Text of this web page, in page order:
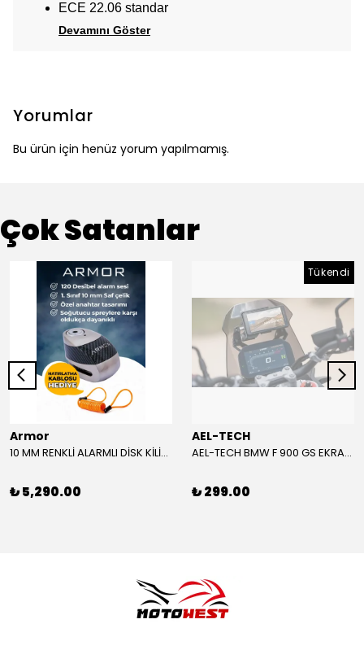
ECE 22.06 standar
Devamını Göster
Yorumlar
Bu ürün için henüz yorum yapılmamış.
Çok Satanlar
Armor
10 MM RENKLİ ALARMLI DİSK KİLİDİ YENİ VERSİYON
₺ 5,290.00
Tükendi
AEL-TECH
AEL-TECH BMW F 900 GS EKRAN/GÖSTERGE KORUYUCU 2024-2025
₺ 299.00